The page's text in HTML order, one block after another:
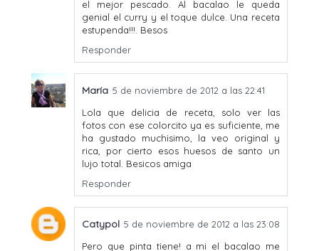
el mejor pescado. Al bacalao le queda
genial el curry y el toque dulce. Una receta
estupenda!!!. Besos
Responder
María 5 de noviembre de 2012 a las 22:41
Lola que delicia de receta, solo ver las
fotos con ese colorcito ya es suficiente, me
ha gustado muchisimo, la veo original y
rica, por cierto esos huesos de santo un
lujo total. Besicos amiga
Responder
Catypol 5 de noviembre de 2012 a las 23:08
Pero que pinta tiene! a mi el bacalao me